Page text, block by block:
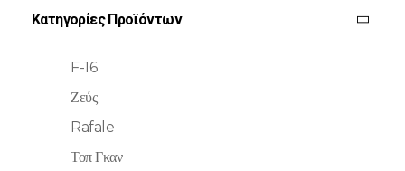
Κατηγορίες Προϊόντων
F-16
Ζεύς
Rafale
Τοπ Γκαν